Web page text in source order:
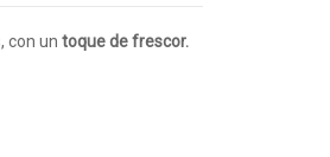
con un toque de frescor.